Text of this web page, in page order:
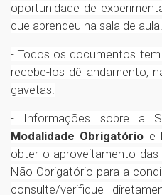
oportunidade de
que aprendeu na sala de aula.
- Todos os documentos
recebe-los dê andamento,
gavetas.
- Informações sobre a
Modalidade Obrigatório e
obter o aproveitamento
Não-Obrigatório para a
consulte/verifique